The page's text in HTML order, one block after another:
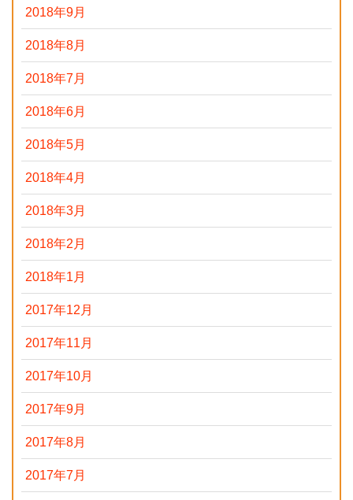
2018年9月
2018年8月
2018年7月
2018年6月
2018年5月
2018年4月
2018年3月
2018年2月
2018年1月
2017年12月
2017年11月
2017年10月
2017年9月
2017年8月
2017年7月